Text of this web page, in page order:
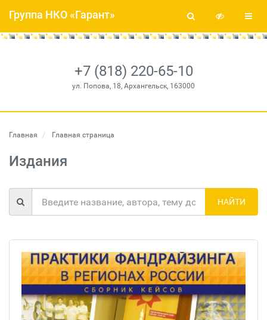
+7 (818) 220-65-10
ул. Попова, 18, Архангельск, 163000
Группа НКО «Гарант»
Главная Главная страница
Издания
НАЙТИ